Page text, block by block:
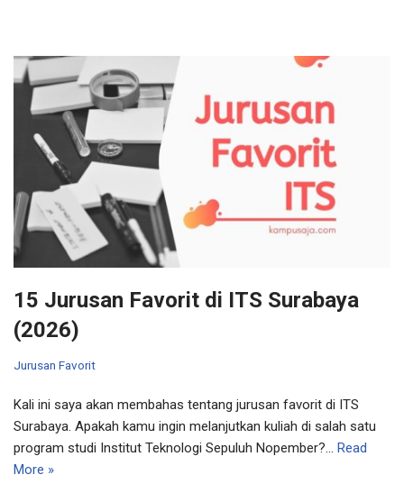
15 Jurusan Favorit di ITS Surabaya
(2026)
Jurusan Favorit
Kali ini saya akan membahas tentang jurusan favorit di ITS
Surabaya. Apakah kamu ingin melanjutkan kuliah di salah satu
program studi Institut Teknologi Sepuluh Nopember?… Read
More »